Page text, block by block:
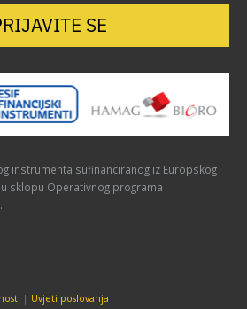
SE
instrumenta sufinanciranog iz Europskog
sklopu Operativnog programa
| Uvjeti poslovanja